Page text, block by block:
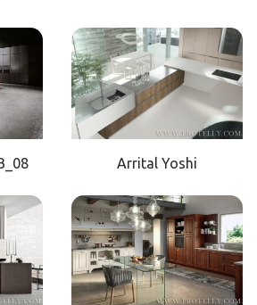
Arrital Yoshi